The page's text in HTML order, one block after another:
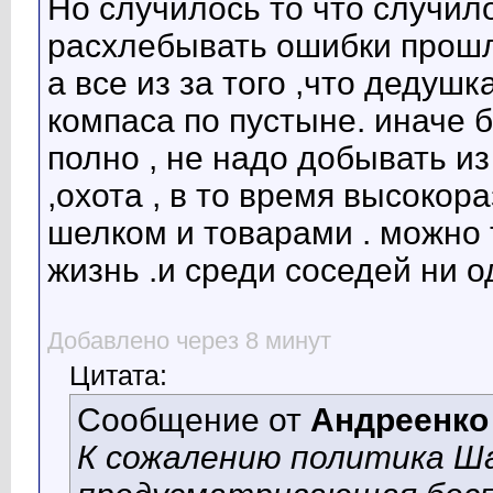
Гость "Пришли в палестину, где уже... 03.06.2010,18:32
Весело тут у вас...Такими... 03.06.2010,19:24
Гость достали уже эти...28.09.2010,07:45
Гость до поры до времени у них есть... 28.09.2010, 11:16
28.09.2010, 15:17
Гость
Привет!Бродяга!(B) 29.09.2010,08:21
29.09.2010,
Но случилось то что
расхлебывать ошибки
а все из за того ,что
компаса по пустыне.
полно , не надо добывать
,охота , в то время
шелком и товарами . можно
жизнь .и среди соседей ни
Добавлено через 8 минут
Цитата:
Сообщение от Андреенко
К сожалению политика